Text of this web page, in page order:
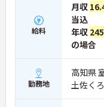
給料
月収
当込
年収
の場合
勤務地
高知県
土佐く